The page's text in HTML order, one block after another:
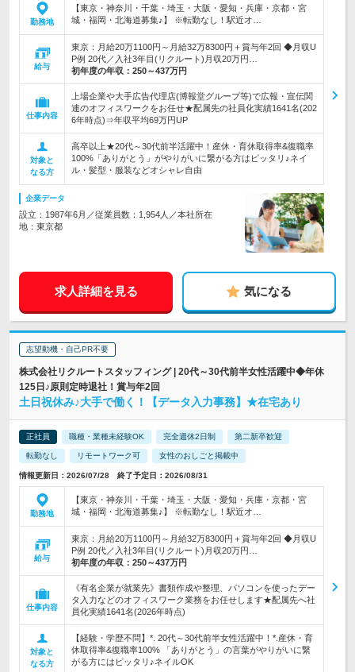
勤務地
【東京・神奈川・千葉・埼玉・大阪・愛知・兵庫・京都・宮
城・福岡・北海道募集♪】 ※転勤なし！駅近オ…
給与
東京：月給20万1100円～月給32万8300円＋賞与年2回 ◆月収U
P例 20代／入社3年目(リクルート)月収20万円…
初年度の年収： 250～437万円
仕事内容
上場企業や大手広告代理店(博報堂グループ等)で広報・宣伝関
連のオフィスワークをお任せ★配属先の社員化実績1641名(202
6年時点)⇒年収平均69万円UP
対象と
なる方
高卒以上★20代～30代前半活躍中！産休・育休取得率&復職率
100%「ありがとう」がやりがいに繋がる方はピッタリ♪ネイ
ル・髪型・服装などオシャレ自由
企業データ
設立：1987年6月／従業員数：1,954人／本社所在
地：東京都
求人詳細を見る 気になる
志望動機・自己PR不要
株式会社リクルートスタッフィング | 20代～30代前半女性活躍中◆年休
125日♪原則定時退社！賞与年2回
土日祝休み♪大手で働く！【データ入力事務】★在宅あり
正社員 職種・業種未経験OK 完全週休2日制 第二新卒歓迎
転勤なし リモートワーク可 女性のおしごと掲載中
情報更新日：2026/07/28 終了予定日：2026/08/31
勤務地
【東京・神奈川・千葉・埼玉・大阪・愛知・兵庫・京都・宮
城・福岡・北海道募集♪】 ※転勤なし！駅近オ…
給与
東京：月給20万1100円～月給32万8300円＋賞与年2回 ◆月収U
P例 20代／入社3年目(リクルート)月収20万円…
初年度の年収： 250～437万円
仕事内容
《有名企業が就業先》書類作成や整理、パソコンを使ったデー
タ入力などのオフィスワーク業務をお任せします★配属先へ社
員化実績1641名(2026年時点)
対象と
なる方
【経験・学歴不問】*. 20代～30代前半女性活躍中！*.産休・育
休取得率&復職率100% 「ありがとう」の言葉がやりがいに繋
がる方にはピッタリ♪ネイルOK